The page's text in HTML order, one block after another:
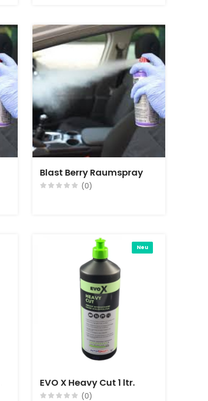
Blast Berry Raumspray
(0)
Neu
EVO X Heavy Cut 1 ltr.
(0)